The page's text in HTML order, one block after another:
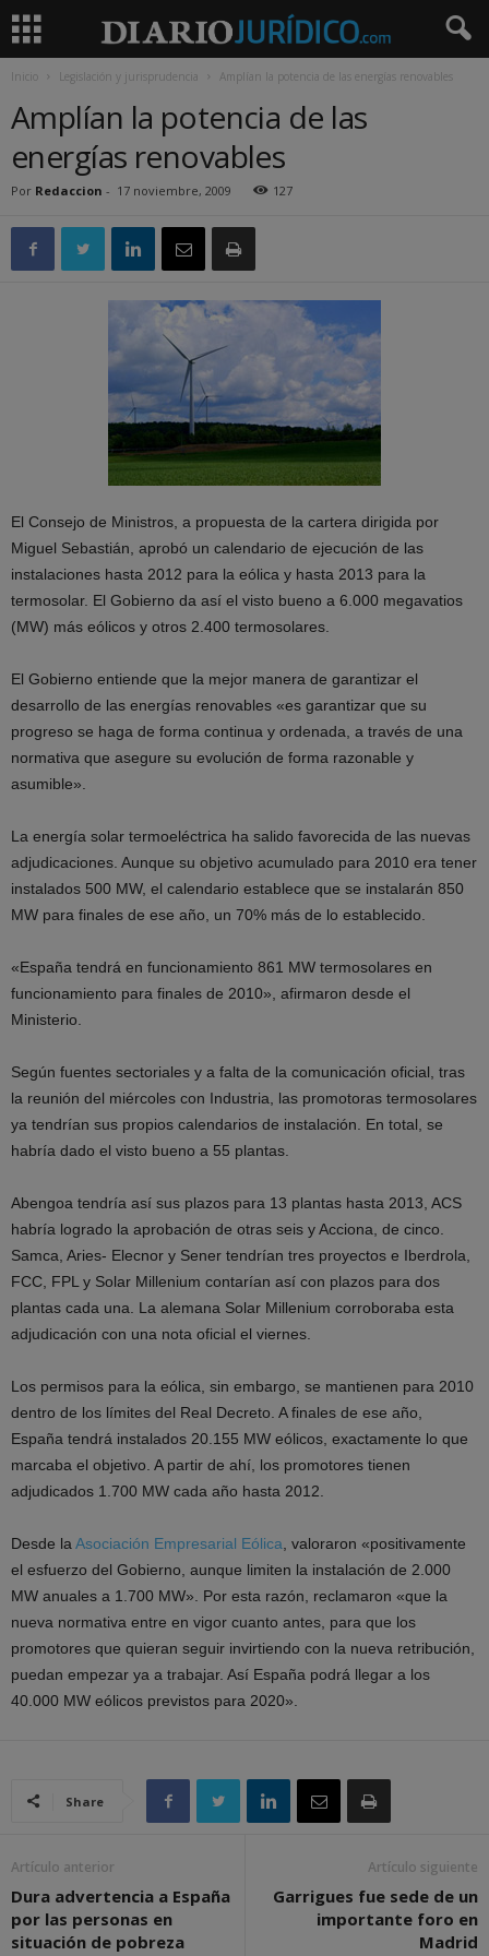
Inicio Legislación y jurisprudencia Amplían la potencia de las energías renovables
Amplían la potencia de las
energías renovables
Por Redaccion - 17 noviembre, 2009 127
El Consejo de Ministros, a propuesta de la cartera dirigida por
Miguel Sebastián, aprobó un calendario de ejecución de las
instalaciones hasta 2012 para la eólica y hasta 2013 para la
termosolar. El Gobierno da así el visto bueno a 6.000 megavatios
(MW) más eólicos y otros 2.400 termosolares.
El Gobierno entiende que la mejor manera de garantizar el
desarrollo de las energías renovables «es garantizar que su
progreso se haga de forma continua y ordenada, a través de una
normativa que asegure su evolución de forma razonable y
asumible».
La energía solar termoeléctrica ha salido favorecida de las nuevas
adjudicaciones. Aunque su objetivo acumulado para 2010 era tener
instalados 500 MW, el calendario establece que se instalarán 850
MW para finales de ese año, un 70% más de lo establecido.
«España tendrá en funcionamiento 861 MW termosolares en
funcionamiento para finales de 2010», afirmaron desde el
Ministerio.
Según fuentes sectoriales y a falta de la comunicación oficial, tras
la reunión del miércoles con Industria, las promotoras termosolares
ya tendrían sus propios calendarios de instalación. En total, se
habría dado el visto bueno a 55 plantas.
Abengoa tendría así sus plazos para 13 plantas hasta 2013, ACS
habría logrado la aprobación de otras seis y Acciona, de cinco.
Samca, Aries- Elecnor y Sener tendrían tres proyectos e Iberdrola,
FCC, FPL y Solar Millenium contarían así con plazos para dos
plantas cada una. La alemana Solar Millenium corroboraba esta
adjudicación con una nota oficial el viernes.
Los permisos para la eólica, sin embargo, se mantienen para 2010
dentro de los límites del Real Decreto. A finales de ese año,
España tendrá instalados 20.155 MW eólicos, exactamente lo que
marcaba el objetivo. A partir de ahí, los promotores tienen
adjudicados 1.700 MW cada año hasta 2012.
Desde la Asociación Empresarial Eólica , valoraron «positivamente
el esfuerzo del Gobierno, aunque limiten la instalación de 2.000
MW anuales a 1.700 MW». Por esta razón, reclamaron «que la
nueva normativa entre en vigor cuanto antes, para que los
promotores que quieran seguir invirtiendo con la nueva retribución,
puedan empezar ya a trabajar. Así España podrá llegar a los
40.000 MW eólicos previstos para 2020».
Share
Artículo anterior
Dura advertencia a España
por las personas en
situación de pobreza
Artículo siguiente
Garrigues fue sede de un
importante foro en
Madrid